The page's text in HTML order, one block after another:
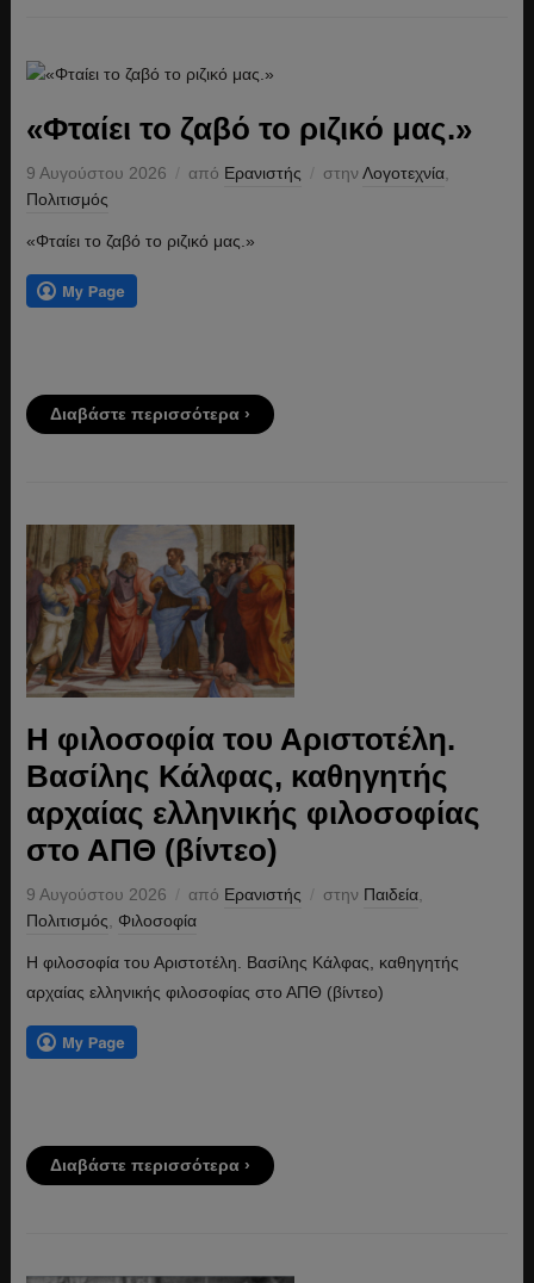
«Φταίει το ζαβό το ριζικό μας.»
9 Αυγούστου 2026 από Ερανιστής στηνΛογοτεχνία,
Πολιτισμός
«Φταίει το ζαβό το ριζικό μας.»
Διαβάστε περισσότερα ›
Η φιλοσοφία του Αριστοτέλη.
Βασίλης Κάλφας, καθηγητής
αρχαίας ελληνικής φιλοσοφίας
στο ΑΠΘ (βίντεο)
9 Αυγούστου 2026 από Ερανιστής στην Παιδεία,
Πολιτισμός
Φιλοσοφία
Η φιλοσοφία του Αριστοτέλη. Βασίλης Κάλφας, καθηγητής
αρχαίας ελληνικής φιλοσοφίας στο ΑΠΘ (βίντεο)
Διαβάστε περισσότερα ›